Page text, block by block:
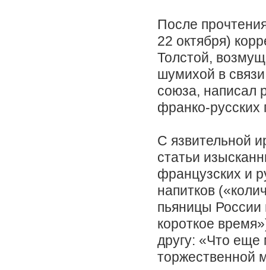
После
22 октября)
Толстой,
шумихой в
союза, написал
франко-русских
С язвительной
статьи
французских и
напитков
пьяницы России
короткое
другу: «Что еще
торжественной